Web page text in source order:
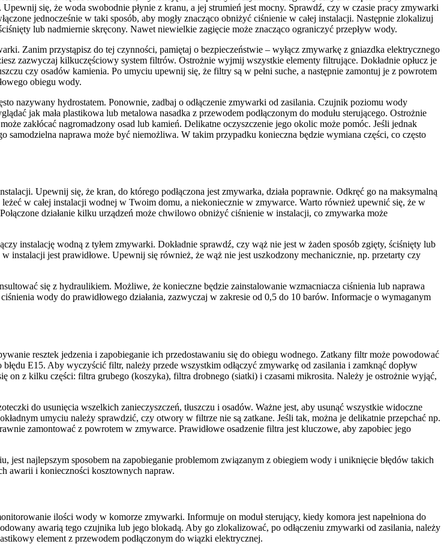
się, że woda swobodnie płynie z kranu, a jej strumień jest mocny. Sprawdź, czy w czasie pracy zmywarki
jednocześnie w taki sposób, aby mogły znacząco obniżyć ciśnienie w całej instalacji. Następnie zlokalizuj
lub nadmiernie skręcony. Nawet niewielkie zagięcie może znacząco ograniczyć przepływ wody.
Zanim przystąpisz do tej czynności, pamiętaj o bezpieczeństwie – wyłącz zmywarkę z gniazdka elektrycznego
zazwyczaj kilkuczęściowy system filtrów. Ostrożnie wyjmij wszystkie elementy filtrujące. Dokładnie opłucz je
czy osadów kamienia. Po umyciu upewnij się, że filtry są w pełni suche, a następnie zamontuj je z powrotem
obiegu wody.
nazywany hydrostatem. Ponownie, zadbaj o odłączenie zmywarki od zasilania. Czujnik poziomu wody
jak mała plastikowa lub metalowa nasadka z przewodem podłączonym do modułu sterującego. Ostrożnie
zakłócać nagromadzony osad lub kamień. Delikatne oczyszczenie jego okolic może pomóc. Jeśli jednak
naprawa może być niemożliwa. W takim przypadku konieczna będzie wymiana części, co często
Upewnij się, że kran, do którego podłączona jest zmywarka, działa poprawnie. Odkręć go na maksymalną
w całej instalacji wodnej w Twoim domu, a niekoniecznie w zmywarce. Warto również upewnić się, że w
działanie kilku urządzeń może chwilowo obniżyć ciśnienie w instalacji, co zmywarka może
instalację wodną z tyłem zmywarki. Dokładnie sprawdź, czy wąż nie jest w żaden sposób zgięty, ściśnięty lub
instalacji jest prawidłowe. Upewnij się również, że wąż nie jest uszkodzony mechanicznie, np. przetarty czy
się z hydraulikiem. Możliwe, że konieczne będzie zainstalowanie wzmacniacza ciśnienia lub naprawa
wody do prawidłowego działania, zazwyczaj w zakresie od 0,5 do 10 barów. Informacje o wymaganym
resztek jedzenia i zapobieganie ich przedostawaniu się do obiegu wodnego. Zatkany filtr może powodować
E15. Aby wyczyścić filtr, należy przede wszystkim odłączyć zmywarkę od zasilania i zamknąć dopływ
z kilku części: filtra grubego (koszyka), filtra drobnego (siatki) i czasami mikrosita. Należy je ostrożnie wyjąć,
do usunięcia wszelkich zanieczyszczeń, tłuszczu i osadów. Ważne jest, aby usunąć wszystkie widoczne
umyciu należy sprawdzić, czy otwory w filtrze nie są zatkane. Jeśli tak, można je delikatnie przepchać np.
zamontować z powrotem w zmywarce. Prawidłowe osadzenie filtra jest kluczowe, aby zapobiec jego
najlepszym sposobem na zapobieganie problemom związanym z obiegiem wody i uniknięcie błędów takich
awarii i konieczności kosztownych napraw.
ilości wody w komorze zmywarki. Informuje on moduł sterujący, kiedy komora jest napełniona do
awarią tego czujnika lub jego blokadą. Aby go zlokalizować, po odłączeniu zmywarki od zasilania, należy
element z przewodem podłączonym do wiązki elektrycznej.